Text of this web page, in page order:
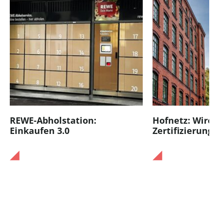
REWE-Abholstation:
Einkaufen 3.0
Hofnetz: